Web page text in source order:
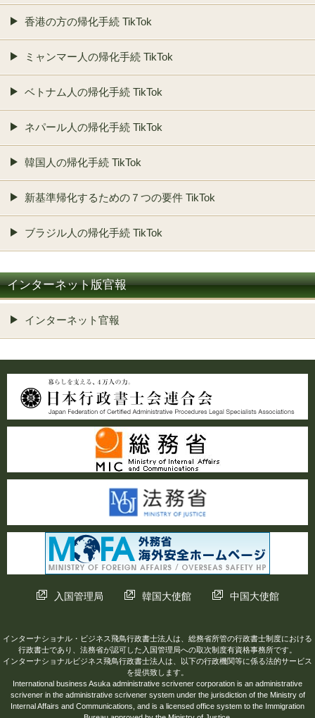
香港の方の帰化手続 TikTok
ミャンマー人の帰化手続 TikTok
ベトナム人の帰化手続 TikTok
ネパール人の帰化手続 TikTok
韓国人の帰化手続 TikTok
新基準帰化するための７つの要件 TikTok
ブラジル人の帰化手続 TikTok
インターネット版官報
インターネット官報
入国管理局 韓国大使館 中国大使館
インターナショナル・ビジネス飛鳥行政書士法人は、総務省所管の行政書士制度における
行政書士であり、法務省が認可した入国管理局への取次制度有資格事務所です。
インターナショナルビジネス飛鳥行政書士法人は、以下の行政機関等に係る法的サービス
を提供致します。
International business Asuka administrative scrivener corporation is an administrative
scrivener in the administrative scrivener system under the jurisdiction of the Ministry of
Internal Affairs and Communications, and is a licensed office system to the Immigration